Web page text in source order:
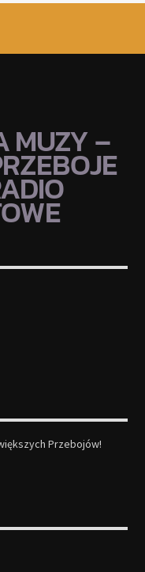
MUZY –
Przebojów!